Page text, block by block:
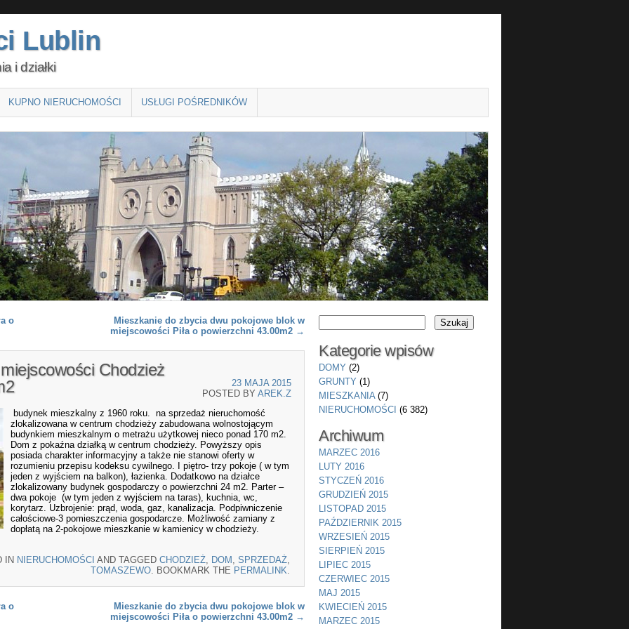
Lublin
i działki
KUPNO NIERUCHOMOŚCI USŁUGI POŚREDNIKÓW
o
Mieszkanie do zbycia dwu pokojowe blok w
miejscowości Piła o powierzchni 43.00m2 →
Chodzież
23 MAJA 2015
POSTED BY AREK.Z
budynek mieszkalny z 1960 roku. na sprzedaż nieruchomość
zlokalizowana w centrum chodzieży zabudowana wolnostojącym
budynkiem mieszkalnym o metrażu użytkowej nieco ponad 170 m2.
Dom z pokaźna działką w centrum chodzieży. Powyższy opis
posiada charakter informacyjny a także nie stanowi oferty w
rozumieniu przepisu kodeksu cywilnego. I piętro- trzy pokoje ( w tym
jeden z wyjściem na balkon), łazienka. Dodatkowo na działce
zlokalizowany budynek gospodarczy o powierzchni 24 m2. Parter –
dwa pokoje (w tym jeden z wyjściem na taras), kuchnia, wc,
korytarz. Uzbrojenie: prąd, woda, gaz, kanalizacja. Podpiwniczenie
całościowe-3 pomieszczenia gospodarcze. Możliwość zamiany z
dopłatą na 2-pokojowe mieszkanie w kamienicy w chodzieży.
IN NIERUCHOMOŚCI AND TAGGED CHODZIEŻ DOM SPRZEDAŻ
TOMASZEWO . BOOKMARK THE PERMALINK
o
Mieszkanie do zbycia dwu pokojowe blok w
miejscowości Piła o powierzchni 43.00m2 →
Kategorie wpisów
DOMY (2)
GRUNTY (1)
MIESZKANIA(7)
NIERUCHOMOŚCI (6 382)
Archiwum
MARZEC 2016
LUTY 2016
STYCZEŃ 2016
GRUDZIEŃ 2015
LISTOPAD 2015
PAŹDZIERNIK 2015
WRZESIEŃ 2015
SIERPIEŃ 2015
LIPIEC 2015
CZERWIEC 2015
MAJ 2015
KWIECIEŃ 2015
MARZEC 2015